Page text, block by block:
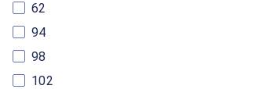
62
94
98
102